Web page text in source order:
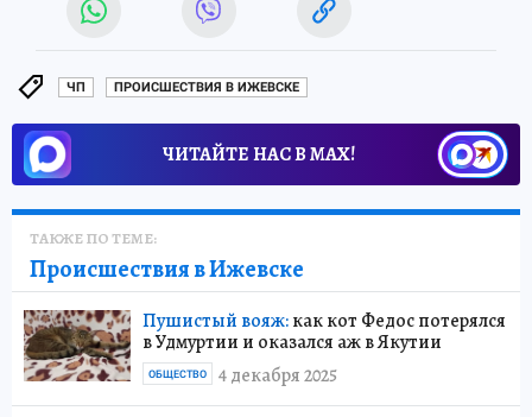
ЧП ПРОИСШЕСТВИЯ В ИЖЕВСКЕ
ЧИТАЙТЕ НАС В МАХ!
ТАКЖЕ ПО ТЕМЕ:
Происшествия в Ижевске
Пушистый вояж:как кот Федос потерялся
в Удмуртии и оказался аж в Якутии
4 декабря 2025
ОБЩЕСТВО